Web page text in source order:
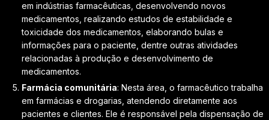
em indústrias farmacêuticas, desenvolvendo novos
medicamentos, realizando estudos de estabilidade e
toxicidade dos medicamentos, elaborando bulas e
informações para o paciente, dentre outras atividades
relacionadas à produção e desenvolvimento de
medicamentos.
Farmácia comunitária: Nesta área, o farmacêutico trabalha
em farmácias e drogarias, atendendo diretamente aos
pacientes e clientes. Ele é responsável pela dispensação de